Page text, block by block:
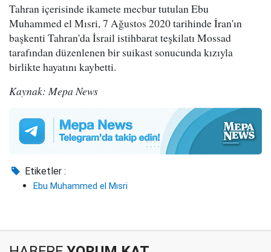
Tahran içerisinde ikamete mecbur tutulan Ebu
Muhammed el Mısri, 7 Ağustos 2020 tarihinde İran'ın
başkenti Tahran'da İsrail istihbarat teşkilatı Mossad
tarafından düzenlenen bir suikast sonucunda kızıyla
birlikte hayatını kaybetti.
Kaynak: Mepa News
Etiketler :
Ebu Muhammed el Mısri